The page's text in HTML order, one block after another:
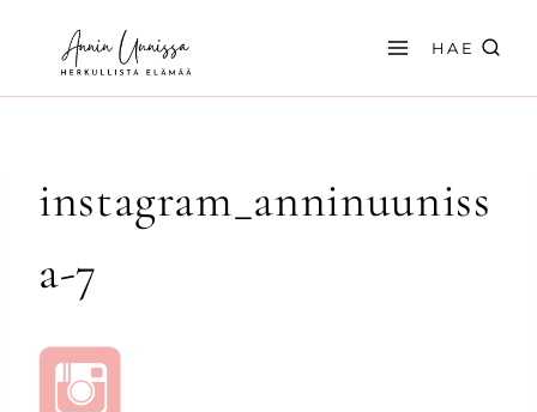
sisältöön
HAE
instagram_anninuuniss
a-7